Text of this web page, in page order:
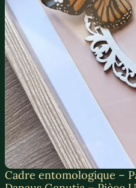
Cadre entomologique –